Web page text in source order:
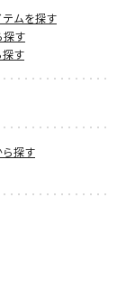
ムを探す
探す
探す
ら探す